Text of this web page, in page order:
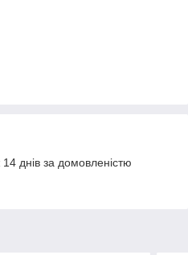
днів за домовленістю